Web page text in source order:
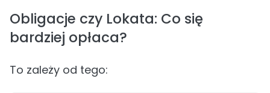
Obligacje czy Lokata: Co się
bardziej opłaca?
To zależy od tego: